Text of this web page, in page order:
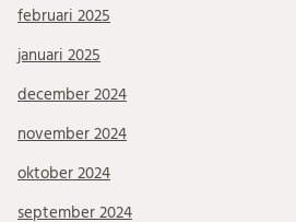
februari 2025
januari 2025
december 2024
november 2024
oktober 2024
september 2024